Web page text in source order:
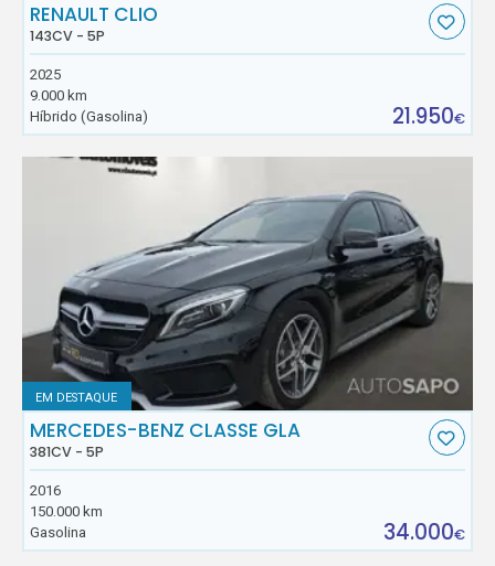
RENAULT CLIO
143CV - 5P
2025
9.000 km
Híbrido (Gasolina)
21.950€
EM DESTAQUE
MERCEDES-BENZ CLASSE GLA
381CV - 5P
2016
150.000 km
Gasolina
34.000€